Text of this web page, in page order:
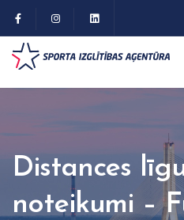
Distances
noteikumi –